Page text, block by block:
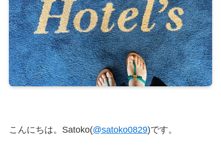
こんにちは。Satoko(@satoko0829)です。